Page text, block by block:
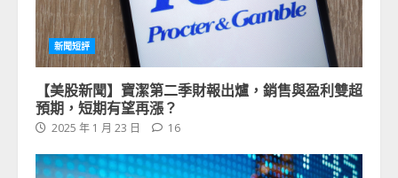
新聞短評
【美股新聞】寶潔第二季財報出爐，銷售與盈利雙超
預期，短期有望再漲？
2025 年 1 月 23 日 16